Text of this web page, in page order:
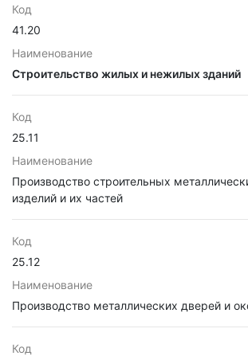
Код
41.20
Наименование
Строительство жилых и нежилых зданий
Код
25.11
Наименование
Производство строительных
изделий и их частей
Код
25.12
Наименование
Производство металлических дверей и
Код